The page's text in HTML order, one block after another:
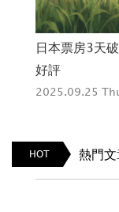
《電影版 神
2025.09.25 Thu
HOT 熱門文